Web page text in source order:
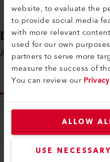
website, to evaluate the
to provide social media
with more relevant
used for our own
partners to serve more
measure the success of
You can review our
ALLOW
USE
DOWNLOADS
Alles, was Sie
INFO